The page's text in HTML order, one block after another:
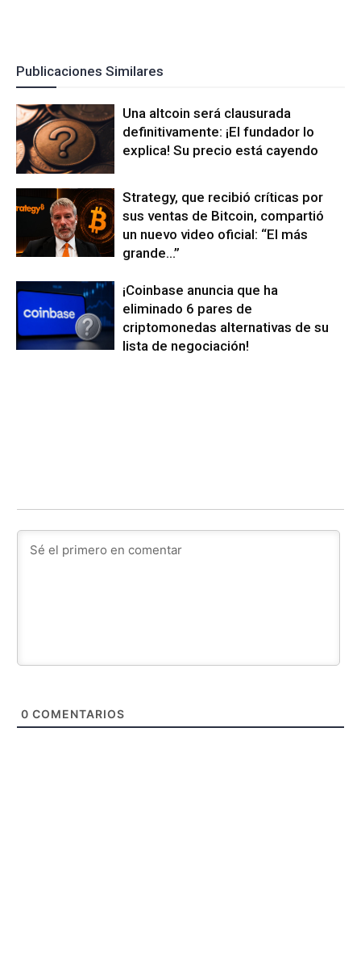
Publicaciones Similares
Una altcoin será clausurada
definitivamente: ¡El fundador lo
explica! Su precio está cayendo
Strategy, que recibió críticas por
sus ventas de Bitcoin, compartió
un nuevo video oficial: “El más
grande…”
¡Coinbase anuncia que ha
eliminado 6 pares de
criptomonedas alternativas de su
lista de negociación!
0 COMENTARIOS